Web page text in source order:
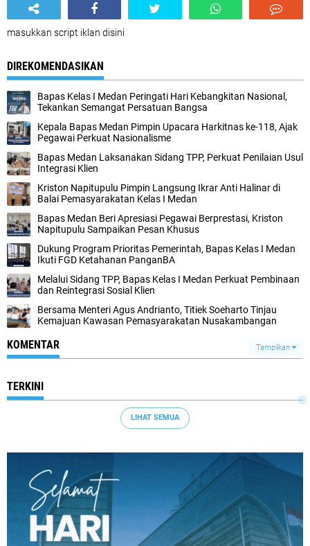
masukkan script iklan disini
DIREKOMENDASIKAN
Bapas Kelas I Medan Peringati Hari Kebangkitan Nasional,
Tekankan Semangat Persatuan Bangsa
Kepala Bapas Medan Pimpin Upacara Harkitnas ke-118, Ajak
Pegawai Perkuat Nasionalisme
Bapas Medan Laksanakan Sidang TPP, Perkuat Penilaian Usul
Integrasi Klien
Kriston Napitupulu Pimpin Langsung Ikrar Anti Halinar di
Balai Pemasyarakatan Kelas I Medan
Bapas Medan Beri Apresiasi Pegawai Berprestasi, Kriston
Napitupulu Sampaikan Pesan Khusus
Dukung Program Prioritas Pemerintah, Bapas Kelas I Medan
Ikuti FGD Ketahanan PanganBA
Melalui Sidang TPP, Bapas Kelas I Medan Perkuat Pembinaan
dan Reintegrasi Sosial Klien
Bersama Menteri Agus Andrianto, Titiek Soeharto Tinjau
Kemajuan Kawasan Pemasyarakatan Nusakambangan
KOMENTAR Tampilkan
TERKINI
LIHAT SEMUA